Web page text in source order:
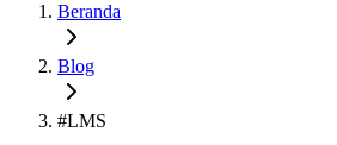
Beranda
Blog
#LMS